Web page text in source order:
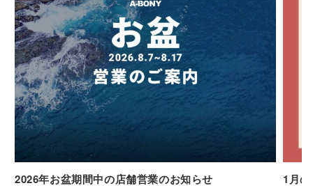
2026年お盆期間中の店舗営業のお知らせ 1月